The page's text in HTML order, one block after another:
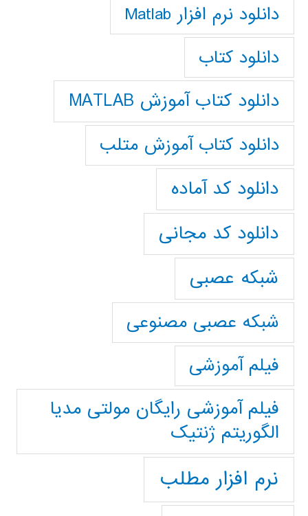
دانلود نرم افزار Matlab
دانلود کتاب
دانلود کتاب آموزش MATLAB
دانلود کتاب آموزش متلب
دانلود کد آماده
دانلود کد مجانی
شبکه عصبی
شبکه عصبی مصنوعی
فیلم آموزشی
فیلم آموزشی رایگان مولتی مدیا
الگوریتم ژنتیک
نرم افزار مطلب